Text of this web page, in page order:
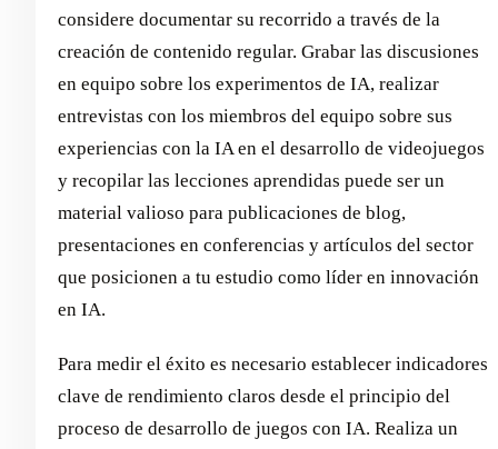
considere documentar su recorrido a través de la
creación de contenido regular. Grabar las discusiones
en equipo sobre los experimentos de IA, realizar
entrevistas con los miembros del equipo sobre sus
experiencias con la IA en el desarrollo de videojuegos
y recopilar las lecciones aprendidas puede ser un
material valioso para publicaciones de blog,
presentaciones en conferencias y artículos del sector
que posicionen a tu estudio como líder en innovación
en IA.
Para medir el éxito es necesario establecer indicadores
clave de rendimiento claros desde el principio del
proceso de desarrollo de juegos con IA. Realiza un